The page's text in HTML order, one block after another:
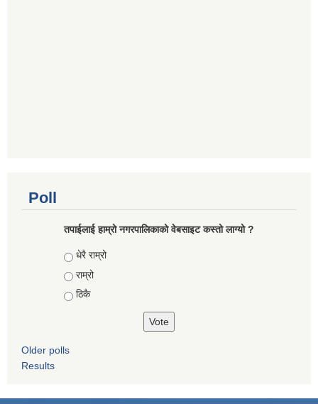
Poll
तपाईलाई हाम्रो नगरपालिकाको वेबसाइट कस्तो लाग्यो ?
Choices
धेरै राम्रो
राम्रो
ठिकै
Older polls
Results